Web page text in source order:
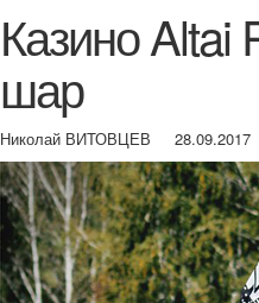
Казино Altai
шар
Николай ВИТОВЦЕВ 28.09.2017